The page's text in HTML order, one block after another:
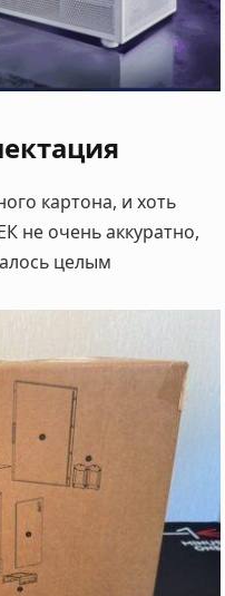
картона, и хоть
не очень аккуратно,
целым